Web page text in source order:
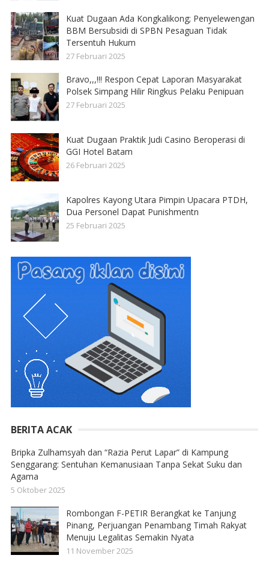
Kuat Dugaan Ada Kongkalikong; Penyelewengan
BBM Bersubsidi di SPBN Pesaguan Tidak
Tersentuh Hukum
27 Februari 2025
Bravo,,,!!! Respon Cepat Laporan Masyarakat
Polsek Simpang Hilir Ringkus Pelaku Penipuan
27 Februari 2025
Kuat Dugaan Praktik Judi Casino Beroperasi di
GGI Hotel Batam
26 Februari 2025
Kapolres Kayong Utara Pimpin Upacara PTDH,
Dua Personel Dapat Punishmentn
25 Februari 2025
BERITA ACAK
Bripka Zulhamsyah dan “Razia Perut Lapar” di Kampung
Senggarang: Sentuhan Kemanusiaan Tanpa Sekat Suku dan
Agama
5 Oktober 2025
Rombongan F-PETIR Berangkat ke Tanjung
Pinang, Perjuangan Penambang Timah Rakyat
Menuju Legalitas Semakin Nyata
11 November 2025